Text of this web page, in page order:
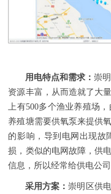
用电特点和需求：崇
资源丰富，从而造就了大
上有500多个渔业养殖场
养殖塘需要供氧泵来提供
的影响，导到电网出现故
损，类似的电网故障，供
信息，所以经常给供电公
采用方案：崇明区供